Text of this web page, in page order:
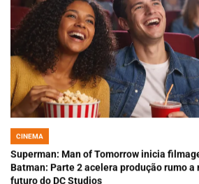
POSTED
IN
CINEMA
Superman: Man of Tomorrow inicia
Batman: Parte 2 acelera produção rumo a
futuro do DC Studios